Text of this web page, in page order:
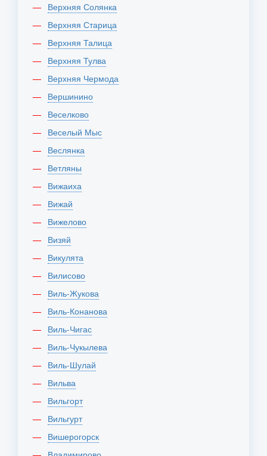
Верхняя Солянка
Верхняя Старица
Верхняя Талица
Верхняя Тулва
Верхняя Чермода
Вершинино
Веселково
Веселый Мыс
Веслянка
Ветляны
Вижаиха
Вижай
Вижелово
Визяй
Викулята
Вилисово
Виль-Жукова
Виль-Конанова
Виль-Чигас
Виль-Чукылева
Виль-Шулай
Вильва
Вильгорт
Вильгурт
Вишерогорск